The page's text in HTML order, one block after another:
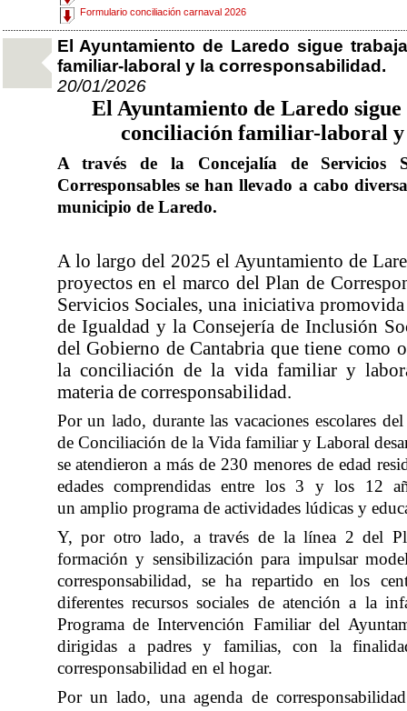
Formulario conciliación carnaval 2026
El Ayuntamiento de Laredo sigue
familiar-laboral y la corresponsabilidad.
20/01/2026
El Ayuntamiento de Laredo
conciliación familiar-laboral
A través de la Concejalía de Servicios
Corresponsables se han llevado a cabo
municipio de Laredo.
A lo largo del 2025 el Ayuntamiento de
proyectos en el marco del Plan de
Servicios Sociales, una iniciativa
de Igualdad y la Consejería de Inclusión
del Gobierno de Cantabria que tiene
la conciliación de la vida familiar y
materia de corresponsabilidad.
Por un lado, durante las vacaciones escolares
de Conciliación de la Vida familiar yLaboral
se atendieron a más de 230 menoresde edad
edades comprendidas entre los 3 y los 12
un amplio programa de actividades lúdicas y
Y, por otro lado, a través de la línea 2 del
formación y sensibilización para impulsar
corresponsabilidad, se ha repartido en los
diferentes recursos sociales de atención a la
Programa de Intervención Familiar del
dirigidas a padres y familias, con la
corresponsabilidad en el hogar.
Por un lado, una agenda de